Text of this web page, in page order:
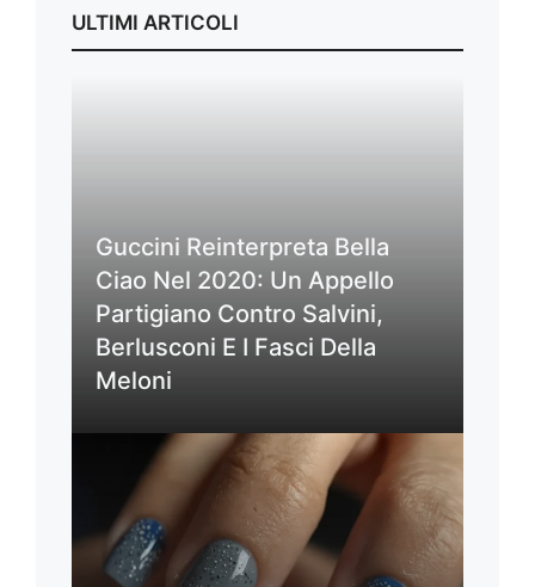
ULTIMI ARTICOLI
Guccini Reinterpreta Bella
Ciao Nel 2020: Un Appello
Partigiano Contro Salvini,
Berlusconi E I Fasci Della
Meloni